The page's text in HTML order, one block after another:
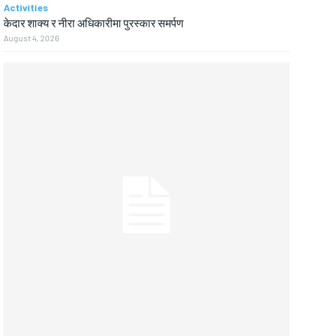
Activities
केदार शाक्य र नीरा अधिकारीमा पुरस्कार समर्पण
August 4, 2026